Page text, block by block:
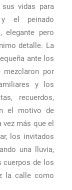
vidas para
el peinado
elegante pero
detalle. La
ante los
mezclaron por
y los
recuerdos,
el motivo de
más que el
los invitados
una lluvia,
cuerpos de los
la calle como